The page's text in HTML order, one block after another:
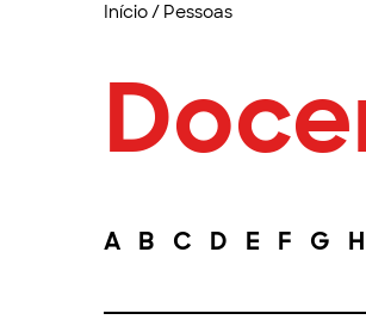
Início/ Pessoas
A B C D E F G H